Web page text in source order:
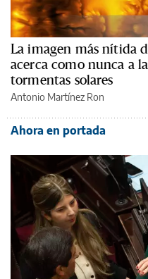
La imagen más nítida
acerca como nunca a
tormentas solares
Antonio Martínez Ron
Ahora en portada